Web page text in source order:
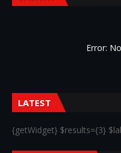
Error:
LATEST
{getWidget} $results={3}